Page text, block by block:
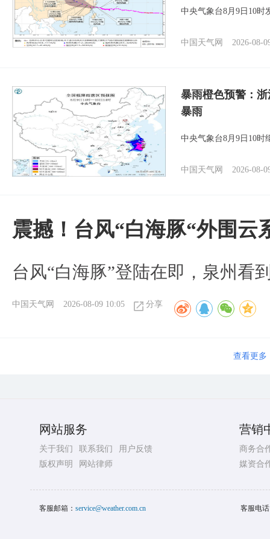
中央气象台8月9日10时
中国天气网 2026-08-
暴雨橙色预警：
暴雨
中央气象台8月9日10时
中国天气网 2026-08-
震撼！台风“白海豚“外围云
台风“白海豚”登陆在即，泉州看
中国天气网 2026-08-09 10:05 分享
查看更多
网站服务
关于我们 联系我们
用户反馈
版权声明
网站律师
营销
商务合
媒资合
客服邮箱： service@weather.com.cn 客服电